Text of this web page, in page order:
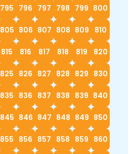
795 796 797 798 799 800
805 806 807 808 809 810
815 816 817 818 819 820
825 826 827 828 829 830
835 836 837 838 839 840
845 846 847 848 849 850
855 856 857 858 859 860